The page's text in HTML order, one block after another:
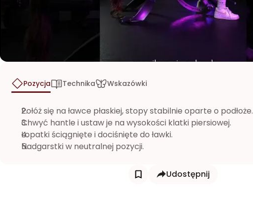
Pozycja Technika Wskazówki
Połóż się na ławce płaskiej, stopy stabilnie oparte o podłoże.
Chwyć hantle i ustaw je na wysokości klatki piersiowej.
Łopatki ściągnięte i dociśnięte do ławki.
Nadgarstki w neutralnej pozycji.
Udostępnij